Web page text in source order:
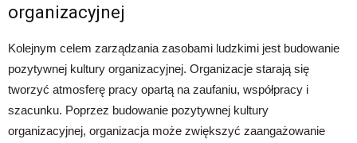
organizacyjnej
Kolejnym celem zarządzania zasobami ludzkimi jest budowanie
pozytywnej kultury organizacyjnej. Organizacje starają się
tworzyć atmosferę pracy opartą na zaufaniu, współpracy i
szacunku. Poprzez budowanie pozytywnej kultury
organizacyjnej, organizacja może zwiększyć zaangażowanie